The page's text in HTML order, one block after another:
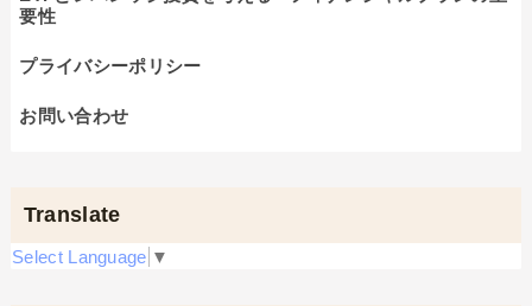
要性
プライバシーポリシー
お問い合わせ
Translate
Select Language ▼